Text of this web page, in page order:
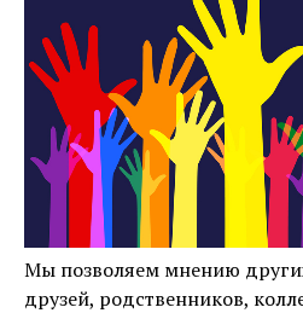
Мы позволяем мнению
друзей, родственников,